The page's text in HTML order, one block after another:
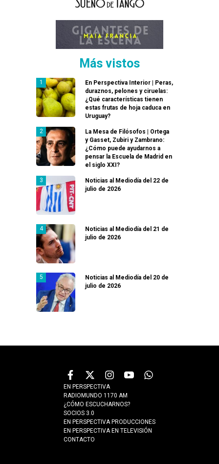
Más vistos
En Perspectiva Interior | Peras,
duraznos, pelones y ciruelas:
¿Qué características tienen
estas frutas de hoja caduca en
Uruguay?
La Mesa de Filósofos | Ortega
y Gasset, Zubiri y Zambrano:
¿Cómo puede ayudarnos a
pensar la Escuela de Madrid en
el siglo XXI?
Noticias al Mediodía del 22 de
julio de 2026
Noticias al Mediodía del 21 de
julio de 2026
Noticias al Mediodía del 20 de
julio de 2026
EN PERSPECTIVA
RADIOMUNDO 1170 AM
¿CÓMO ESCUCHARNOS?
SOCIOS 3.0
EN PERSPECTIVA PRODUCCIONES
EN PERSPECTIVA EN TELEVISIÓN
CONTACTO